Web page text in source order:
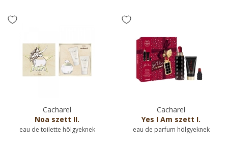
Cacharel
Noa szett II.
eau de toilette hölgyeknek
Cacharel
Yes I Am szett I.
eau de parfum hölgyeknek